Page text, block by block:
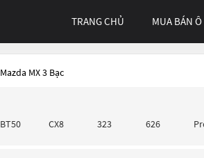
TRANG CHỦ MUA BÁN
MX 3 Bạc
BT50 CX8 323 626